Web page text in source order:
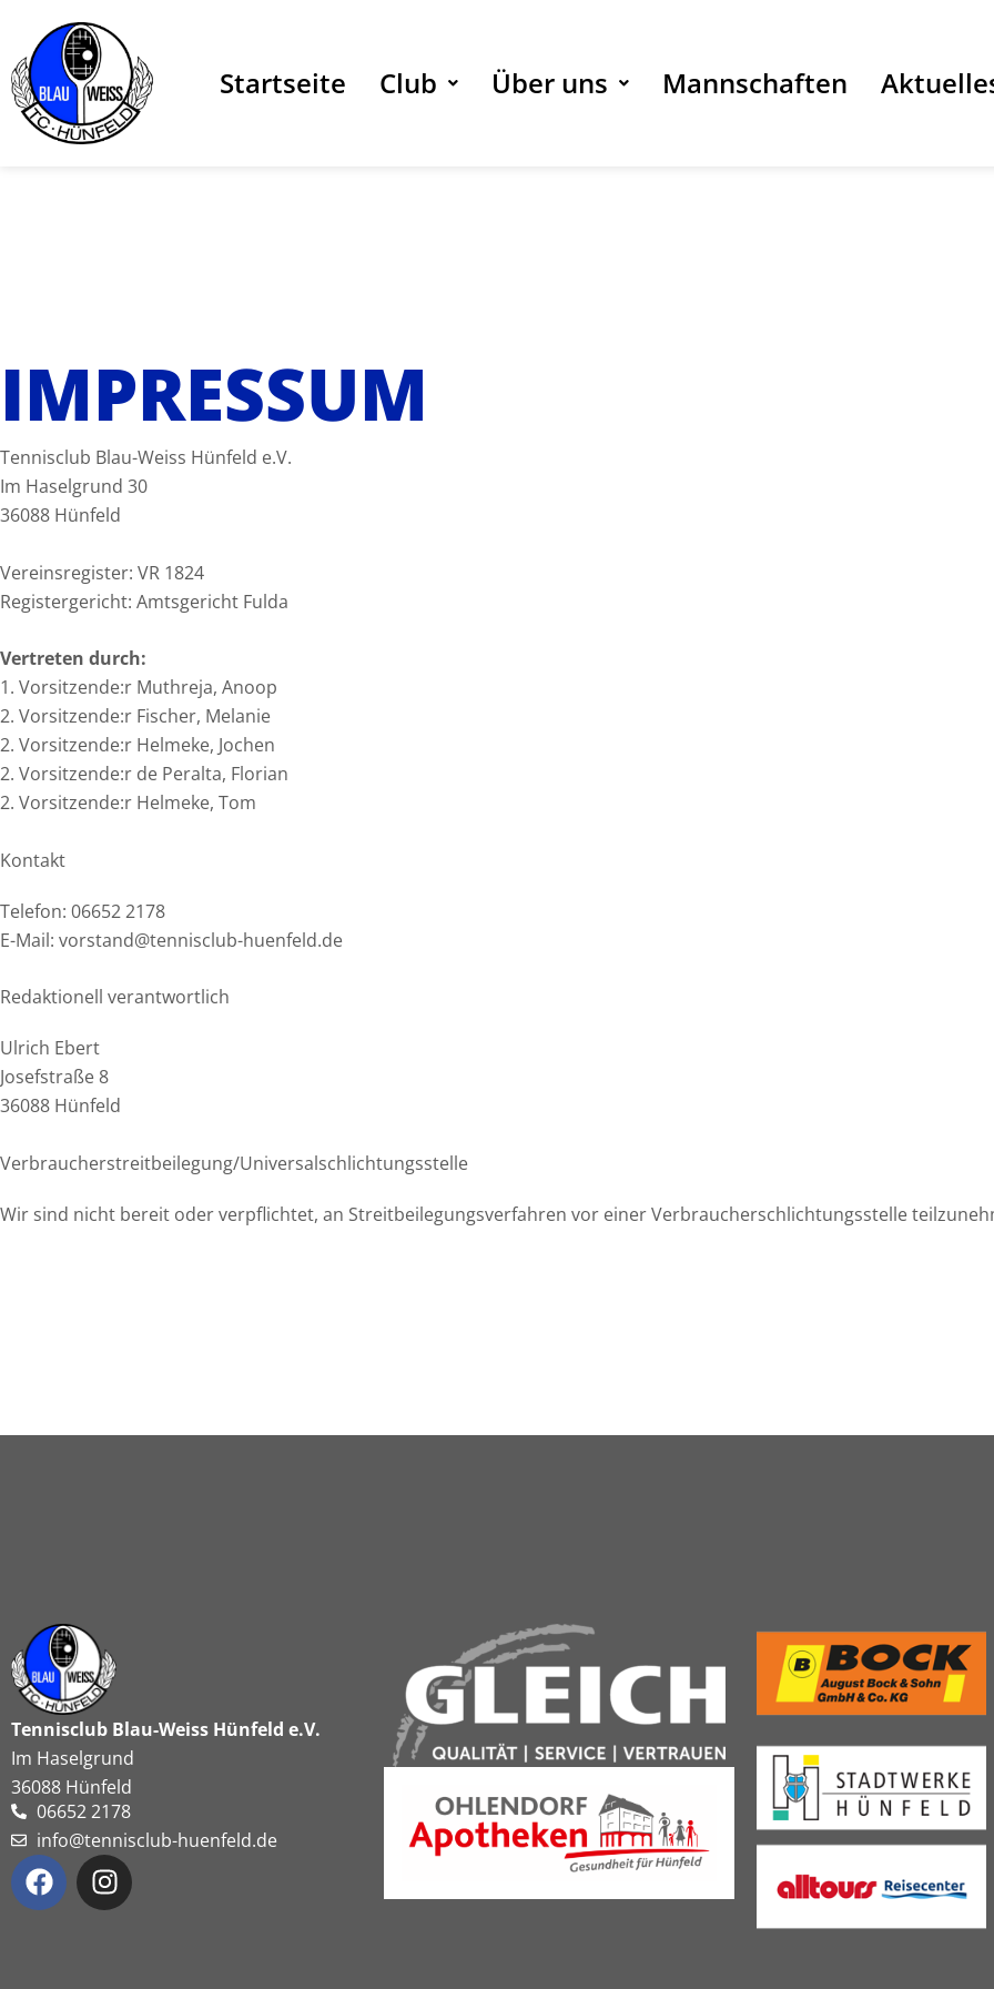
Inhalt
springen
Startseite Club Über uns Mannschaften
IMPRESSUM
Tennisclub Blau-Weiss Hünfeld e.V.
Im Haselgrund 30
36088 Hünfeld
Vereinsregister: VR 1824
Registergericht: Amtsgericht Fulda
Vertreten durch:
1. Vorsitzende:r Muthreja, Anoop
2. Vorsitzende:r Fischer, Melanie
2. Vorsitzende:r Helmeke, Jochen
2. Vorsitzende:r de Peralta, Florian
2. Vorsitzende:r Helmeke, Tom
Kontakt
Telefon: 06652 2178
E-Mail: vorstand@tennisclub-huenfeld.de
Redaktionell verantwortlich
Ulrich Ebert
Josefstraße 8
36088 Hünfeld
Verbraucher­streit­beilegung/Universal­schlichtungs­stelle
Wir sind nicht bereit oder verpflichtet, an Streitbeilegungsverfahren vor einer Verbraucherschlichtungsstelle
Tennisclub Blau-Weiss Hünfeld e.V.
Im Haselgrund
36088 Hünfeld
06652 2178
info@tennisclub-huenfeld.de
F
a
c
I
n
s